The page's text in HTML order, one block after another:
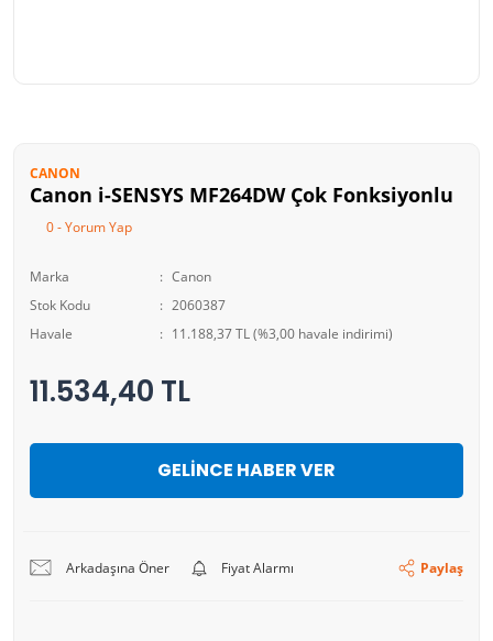
CANON
Canon i-SENSYS MF264DW Çok Fonksiyonlu
0 - Yorum Yap
Marka
Canon
Stok Kodu
2060387
Havale
11.188,37 TL (%3,00 havale indirimi)
11.534,40 TL
GELİNCE HABER VER
Arkadaşına Öner Fiyat Alarmı Paylaş